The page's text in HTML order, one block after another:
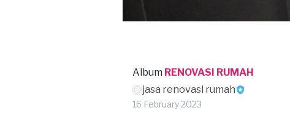
Album RENOVASI RUMAH
jasa renovasi rumah
16 February 2023